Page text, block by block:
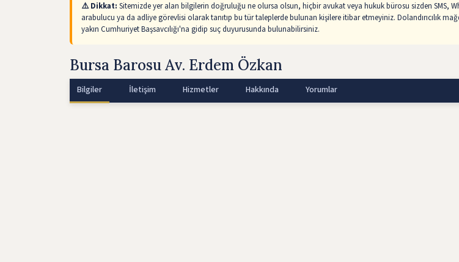
⚠️ Dikkat: Sitemizde yer alan bilgilerin doğruluğu ne olursa olsun, hiçbir avukat veya hukuk bürosu sizden SMS,
arabulucu ya da adliye görevlisi olarak tanıtıp bu tür taleplerde bulunan kişilere itibar etmeyiniz. Dolandırıcılık
yakın Cumhuriyet Başsavcılığı'na gidip suç duyurusunda bulunabilirsiniz.
Bursa Barosu Av. Erdem Özkan
Bilgiler İletişim Hizmetler Hakkında Yorumlar